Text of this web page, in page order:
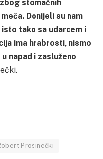
stomačnih
Donijeli su nam
isto tako sa udarcem i
ima hrabrosti, nismo
napad i zasluženo
Prosinečki